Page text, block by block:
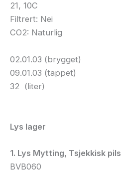
21, 10C
Filtrert: Nei
CO2: Naturlig
02.01.03 (brygget)
09.01.03 (tappet)
32 (liter)
Lys lager
1. Lys Mytting, Tsjekkisk pils
BVB060